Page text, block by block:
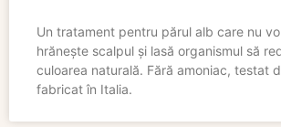
Un tratament pentru părul alb care nu
hrănește scalpul și lasă organismul să
culoarea naturală. Fără amoniac, testat
fabricat în Italia.